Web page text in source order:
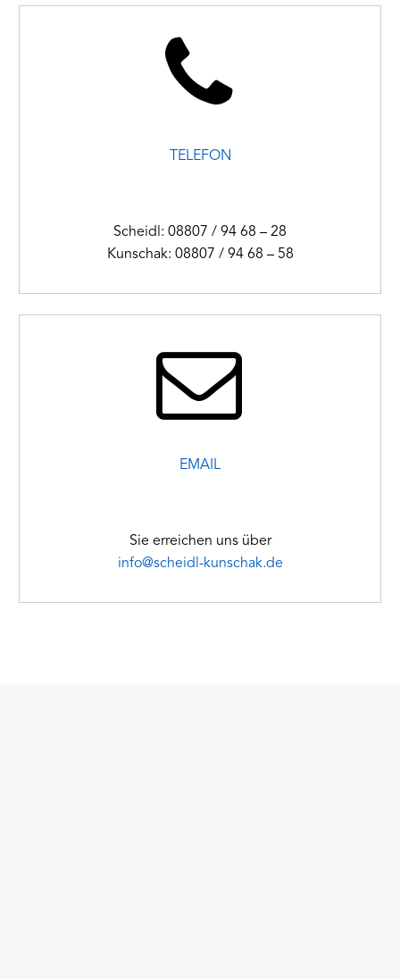


TELEFON
Scheidl: 08807 / 94 68 – 28
Kunschak: 08807 / 94 68 – 58


EMAIL
Sie erreichen uns über
info@scheidl-kunschak.de